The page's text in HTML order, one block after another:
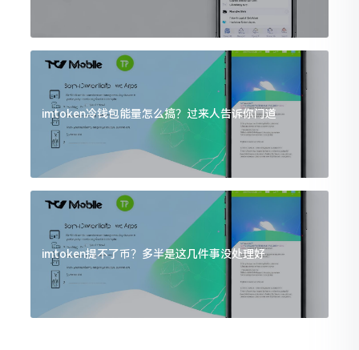
imtoken冷钱包能量怎么搞？过来人告诉你门道
imtoken提不了币？多半是这几件事没处理好